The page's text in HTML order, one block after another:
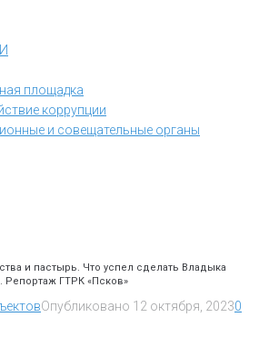
площадка
коррупции
и совещательные органы
и пастырь. Что успел сделать Владыка
Репортаж ГТРК «Псков»
Опубликовано 12 октября, 20230